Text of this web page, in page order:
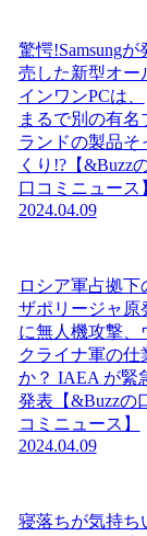
驚愕!Samsungが
売した新型オー
インワンPCは、
まるで別の有名
ランドの製品そ
くり!?【&Buzz
口コミニュース
2024.04.09
ロシア軍占拠下
ザポリージャ原
に無人機攻撃、
クライナ軍の仕
か？ IAEA が緊
発表【&Buzzの
コミニュース】
2024.04.09
寝落ちが気持ち